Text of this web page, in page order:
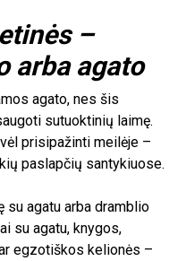
–
arba agato
agato, nes šis
sutuoktinių laimę.
prisipažinti meilėje –
paslapčių santykiuose.
su agatu arba dramblio
su agatu, knygos,
egzotiškos kelionės –